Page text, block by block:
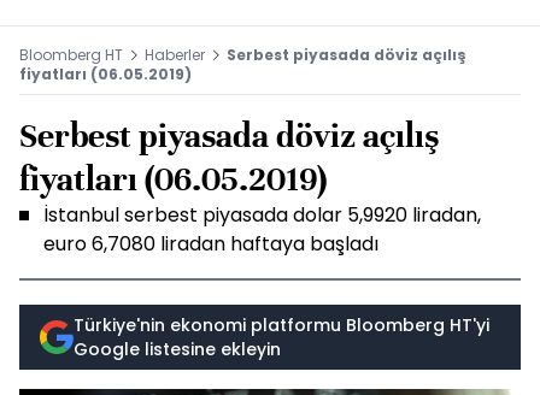
Bloomberg HT Haberler
Serbest piyasada döviz açılış
fiyatları (06.05.2019)
Serbest piyasada döviz açılış
fiyatları (06.05.2019)
İstanbul serbest piyasada dolar 5,9920 liradan,
euro 6,7080 liradan haftaya başladı
Türkiye'nin ekonomi platformu Bloomberg HT'yi
Google listesine ekleyin